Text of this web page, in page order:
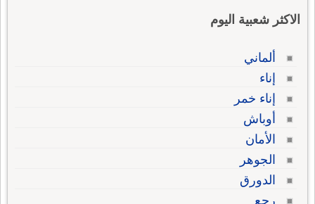
الاكثر شعبية اليوم
ألماني
إناء
إناء خمر
أوباش
الأمان
الجوهر
الدورق
رجع